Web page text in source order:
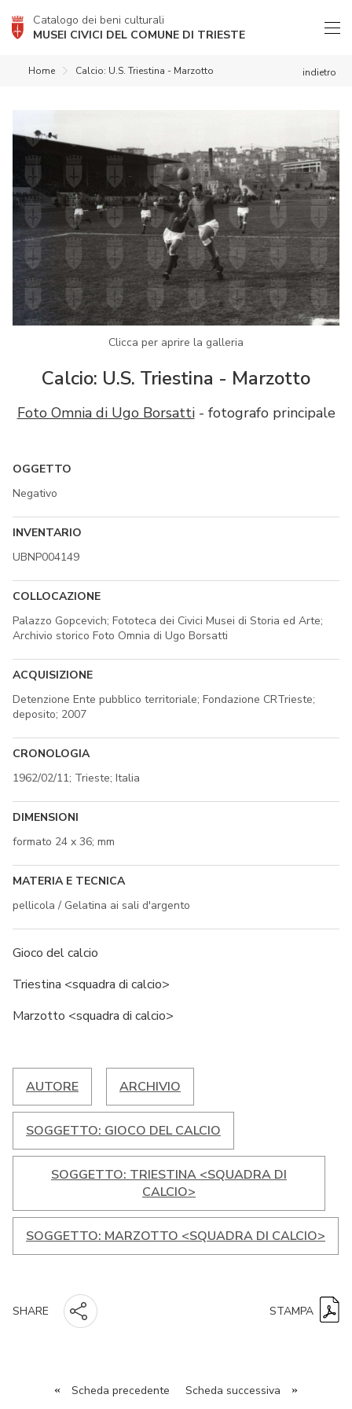
Catalogo dei beni culturali
MUSEI CIVICI DEL COMUNE DI TRIESTE
indietro
Home Calcio: U.S. Triestina - Marzotto
Clicca per aprire la galleria
Calcio: U.S. Triestina - Marzotto
Foto Omnia di Ugo Borsatti- fotografo principale
OGGETTO
Negativo
INVENTARIO
UBNP004149
COLLOCAZIONE
Palazzo Gopcevich; Fototeca dei Civici Musei di Storia ed Arte;
Archivio storico Foto Omnia di Ugo Borsatti
ACQUISIZIONE
Detenzione Ente pubblico territoriale; Fondazione CRTrieste;
deposito; 2007
CRONOLOGIA
1962/02/11; Trieste; Italia
DIMENSIONI
formato 24 x 36; mm
MATERIA E TECNICA
pellicola / Gelatina ai sali d'argento
Gioco del calcio
Triestina <squadra di calcio>
Marzotto <squadra di calcio>
AUTORE ARCHIVIO
SOGGETTO: GIOCO DEL CALCIO
SOGGETTO: TRIESTINA <SQUADRA DI
CALCIO>
SOGGETTO: MARZOTTO <SQUADRA DI CALCIO>
SHARE STAMPA
« Scheda precedente Scheda successiva »